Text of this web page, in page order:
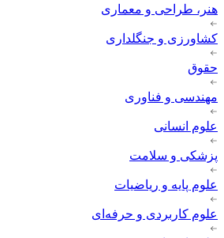
هنر، طراحی و معماری
کشاورزی و جنگلداری
حقوق
مهندسی و فناوری
علوم انسانی
پزشکی و سلامت
علوم پایه و ریاضیات
علوم کاربردی و حرفه‌ای